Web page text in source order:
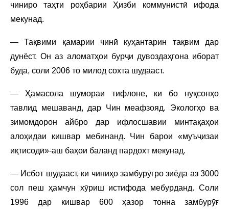
чиниро таҳти роҳбарии Ҳизби коммунистӣ ифода
мекунад.
— Тақвими қамарии чинӣ куҳантарин тақвим дар
дунёст. Он аз аломатҳои бурҷи дувоздаҳгона иборат
буда, соли 2006 то милод сохта шудааст.
— Ҳамасола шумораи тифлоне, ки бо нуқсонҳо
тавлид мешаванд, дар Чин меафзояд. Экологҳо ва
зимомдорон айбро дар ифлосшавии минтақаҳои
алоҳидаи кишвар мебинанд. Чин барои «муъҷизаи
иқтисодӣ»-аш баҳои баланд пардохт мекунад.
— Исбот шудааст, ки чиниҳо замбурӯғро зиёда аз 3000
сол пеш ҳамчун хӯриш истифода мебурданд. Соли
1996 дар кишвар 600 ҳазор тонна замбурӯғ